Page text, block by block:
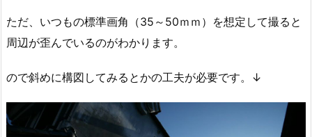
ただ、いつもの標準画角（35～50ｍｍ）を想定して撮ると
周辺が歪んでいるのがわかります。
ので斜めに構図してみるとかの工夫が必要です。↓